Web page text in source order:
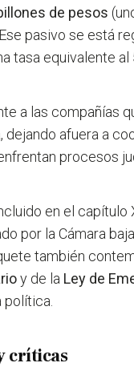
de pesos
pasivo se está
tasa equivalente al
a las compañías
, dejando afuera a
procesos
en el capítulo
por la Cámara
también
y de la Ley de
críticas